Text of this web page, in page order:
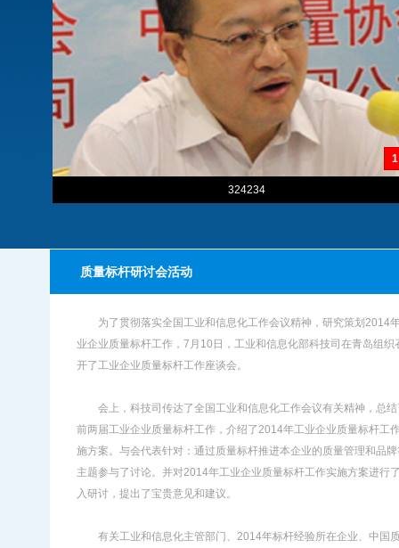
1
324234
质量标杆研讨会活动
为了贯彻落实全国工业和信息化工作会议精神，研究策划2014
业企业质量标杆工作，7月10日，工业和信息化部科技司在青岛组织
开了工业企业质量标杆工作座谈会。
会上，科技司传达了全国工业和信息化工作会议有关精神，总结
前两届工业企业质量标杆工作，介绍了2014年工业企业质量标杆工
施方案。与会代表针对：通过质量标杆推进本企业的质量管理和品
主题参与了讨论。并对2014年工业企业质量标杆工作实施方案进行
入研讨，提出了宝贵意见和建议。
有关工业和信息化主管部门、2014年标杆经验所在企业、中国